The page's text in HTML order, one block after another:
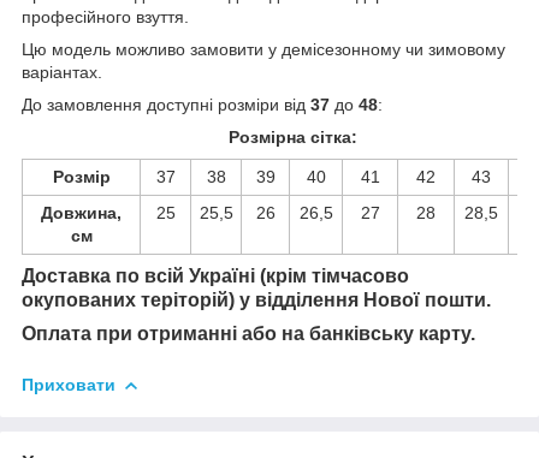
професійного взуття.
Цю модель можливо замовити у демісезонному чи зимовому
варіантах.
До замовлення доступні розміри від 37 до 48:
Розмірна сітка:
Розмір 37 38 39 40 41 42 43
Довжина,
см
25 25,5 26 26,5 27 28 28,5
Доставка по всій Україні (крім тімчасово
окупованих теріторій) у відділення Нової пошти.
Оплата при отриманні або на банківську карту.
Приховати